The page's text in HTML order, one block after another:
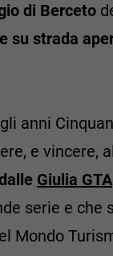
di Berceto
su strada
anni
e vincere,
Giulia GTA
serie e che
Mondo